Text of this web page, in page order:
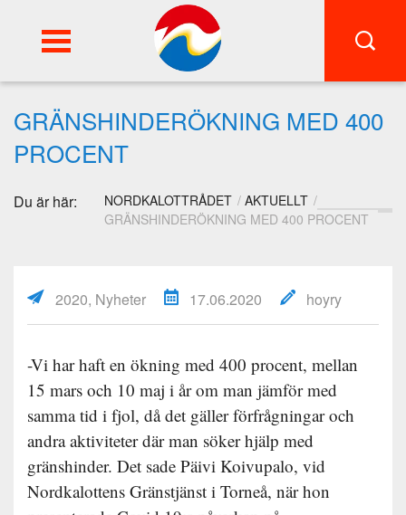
SWE
GRÄNSHINDERÖKNING MED 400
PROCENT
Du är här: NORDKALOTTRÅDET
AKTUELLT
GRÄNSHINDERÖKNING MED 400 PROCENT
2020, Nyheter 17.06.2020 hoyry
-Vi har haft en ökning med 400 procent, mellan
15 mars och 10 maj i år om man jämför med
samma tid i fjol, då det gäller förfrågningar och
andra aktiviteter där man söker hjälp med
gränshinder. Det sade Päivi Koivupalo, vid
Nordkalottens Gränstjänst i Torneå, när hon